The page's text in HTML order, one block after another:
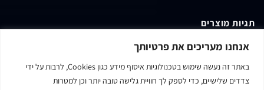
אנחנו מעריכים את פרטיותך
באתר זה נעשה שימוש בטכנולוגיות איסוף מידע כגון Cookies, לרבות על ידי
צדדים שלישיים, כדי לספק לך חוויית גלישה טובה יותר וכן למטרות
תגיות מוצרים
Grip Equipment
Matthews Studio Equipment